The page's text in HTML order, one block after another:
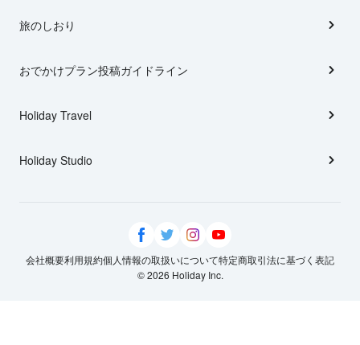
旅のしおり
おでかけプラン投稿ガイドライン
Holiday Travel
Holiday Studio
会社概要利用規約個人情報の取扱いについて特定商取引法に基づく表記
© 2026 Holiday Inc.